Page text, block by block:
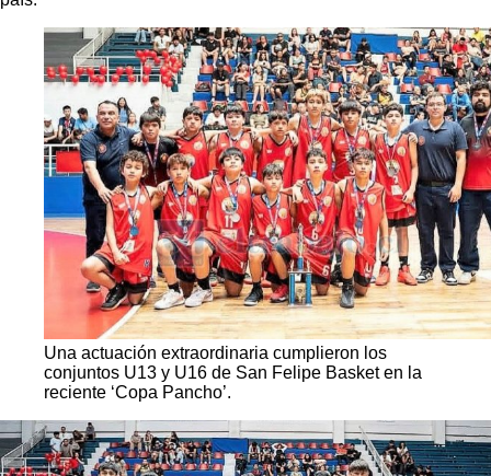
Una actuación extraordinaria cumplieron los
conjuntos U13 y U16 de San Felipe Basket en la
reciente ‘Copa Pancho’.